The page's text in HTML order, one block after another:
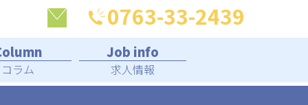
0763-33-2439
コラム 求人情報